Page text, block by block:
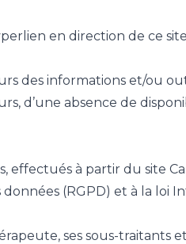
en direction de ce site
des informations et/ou
d’une absence de
effectués à partir du site
(RGPD) et à la loi
ses sous-traitants